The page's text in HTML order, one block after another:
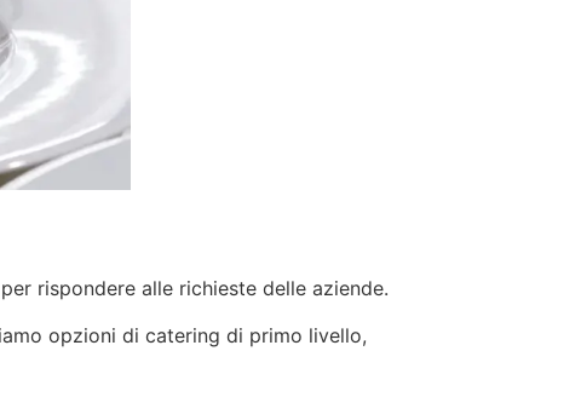
rispondere alle richieste delle aziende.
opzioni di catering di primo livello,